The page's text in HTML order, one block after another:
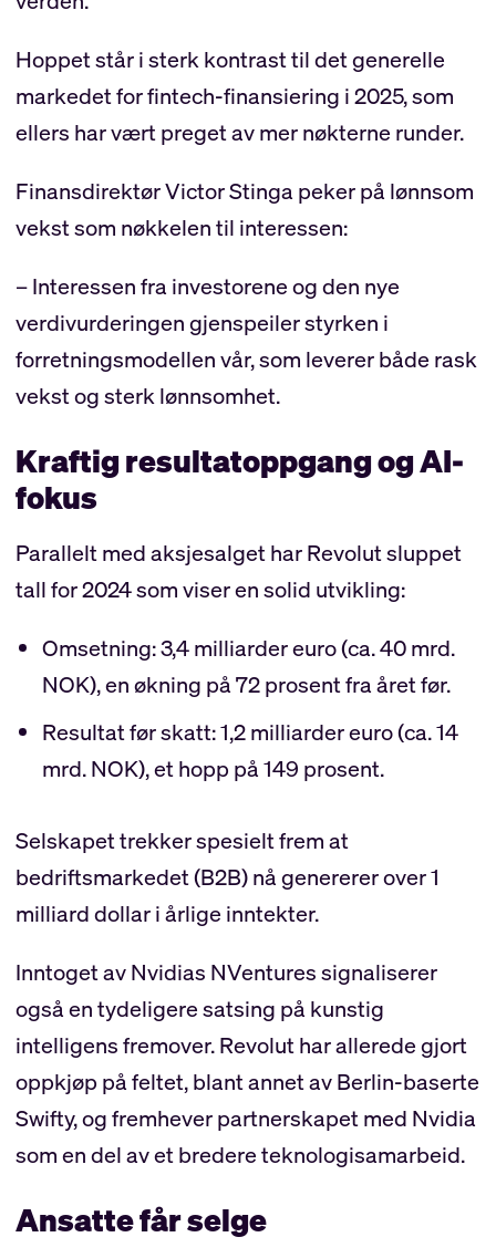
Hoppet står i sterk kontrast til det generelle
markedet for fintech-finansiering i 2025, som
ellers har vært preget av mer nøkterne runder.
Finansdirektør Victor Stinga peker på lønnsom
vekst som nøkkelen til interessen:
– Interessen fra investorene og den nye
verdivurderingen gjenspeiler styrken i
forretningsmodellen vår, som leverer både rask
vekst og sterk lønnsomhet.
Kraftig resultatoppgang og AI-
fokus
Parallelt med aksjesalget har Revolut sluppet
tall for 2024 som viser en solid utvikling:
Omsetning: 3,4 milliarder euro (ca. 40 mrd.
NOK), en økning på 72 prosent fra året før.
Resultat før skatt: 1,2 milliarder euro (ca. 14
mrd. NOK), et hopp på 149 prosent.
Selskapet trekker spesielt frem at
bedriftsmarkedet (B2B) nå genererer over 1
milliard dollar i årlige inntekter.
Inntoget av Nvidias NVentures signaliserer
også en tydeligere satsing på kunstig
intelligens fremover. Revolut har allerede gjort
oppkjøp på feltet, blant annet av Berlin-baserte
Swifty, og fremhever partnerskapet med Nvidia
som en del av et bredere teknologisamarbeid.
Ansatte får selge